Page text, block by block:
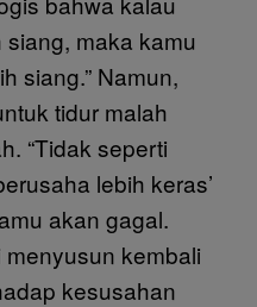
maka kamu
siang.” Namun,
tidur malah
“Tidak seperti
lebih keras’
akan gagal.
kembali
kesusahan